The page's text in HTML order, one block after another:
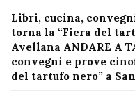
Libri, cucina,
torna la “Fiera del
Avellana ANDARE A
convegni e prove
del tartufo nero” a